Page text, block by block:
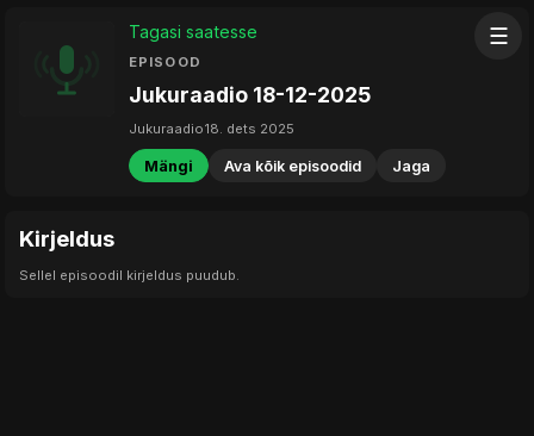
☰
Tagasi saatesse
EPISOOD
Jukuraadio 18-12-2025
Jukuraadio18. dets 2025
Mängi Ava kõik episoodid Jaga
Kirjeldus
Sellel episoodil kirjeldus puudub.